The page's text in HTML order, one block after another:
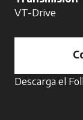
VT-Drive
Descarga el